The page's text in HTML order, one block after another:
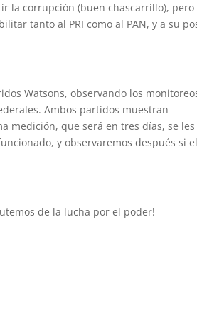
la corrupción (buen chascarrillo), pero
tanto al PRI como al PAN, y a su
Watsons, observando los
Ambos partidos muestran
medición, que será en tres días, se les
y observaremos después si el
de la lucha por el poder!